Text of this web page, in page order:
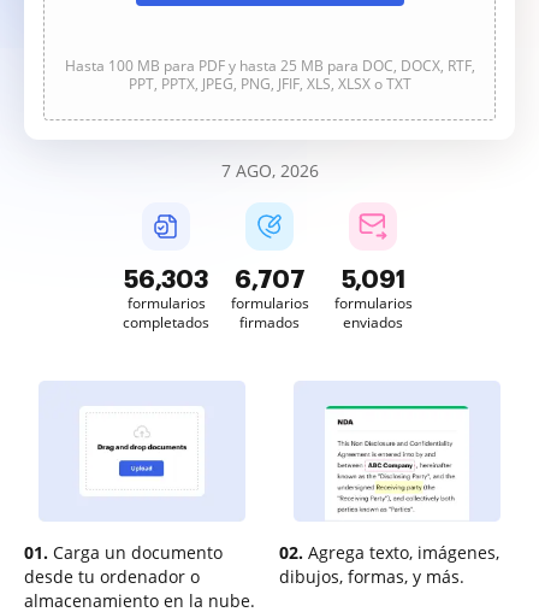
Hasta 100 MB para PDF y hasta 25 MB para DOC, DOCX, RTF,
PPT, PPTX, JPEG, PNG, JFIF, XLS, XLSX o TXT
7 AGO, 2026
56,303
formularios
completados
6,707
formularios
firmados
5,091
formularios
enviados
01. Carga un documento
desde tu ordenador o
almacenamiento en la nube.
02. Agrega texto, imágenes,
dibujos, formas, y más.